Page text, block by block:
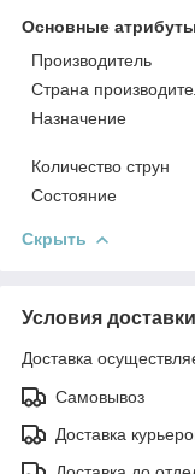
Основные атрибуты
Производитель
Страна
Назначение
Количество струн
Состояние
Скрыть
Условия доставки
Доставка
Самовывоз
Доставка